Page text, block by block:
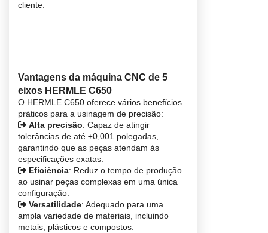
cliente.
Vantagens da máquina CNC de 5
eixos HERMLE C650
O HERMLE C650 oferece vários benefícios
práticos para a usinagem de precisão:
Alta precisão: Capaz de atingir
tolerâncias de até ±0,001 polegadas,
garantindo que as peças atendam às
especificações exatas.
Eficiência: Reduz o tempo de produção
ao usinar peças complexas em uma única
configuração.
Versatilidade: Adequado para uma
ampla variedade de materiais, incluindo
metais, plásticos e compostos.